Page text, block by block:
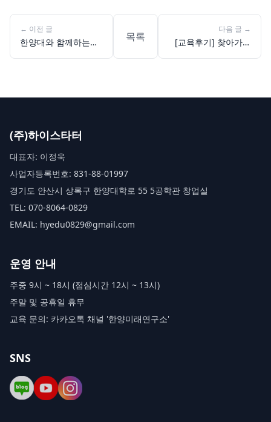
← 이전 글
한양대와 함께하는
목록
다음 글 →
[교육후기] 찾아가는
(주)하이스타터
대표자: 이정욱
사업자등록번호: 831-88-01997
경기도 안산시 상록구 한양대학로 55 5공학관 창업실
TEL: 070-8064-0829
EMAIL: hyedu0829@gmail.com
운영 안내
주중 9시 ~ 18시 (점심시간 12시 ~ 13시)
주말 및 공휴일 휴무
교육 문의: 카카오톡 채널 '한양미래연구소'
SNS